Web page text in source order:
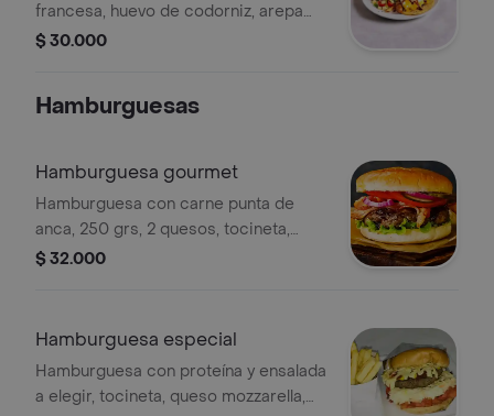
francesa, huevo de codorniz, arepa
con queso mozzarella, ensalada y
$ 30.000
Hamburguesas
Hamburguesa gourmet
Hamburguesa con carne punta de
anca, 250 grs, 2 quesos, tocineta,
ensalada a elegir, salsa de tomate,
$ 32.000
Hamburguesa especial
Hamburguesa con proteína y ensalada
a elegir, tocineta, queso mozzarella,